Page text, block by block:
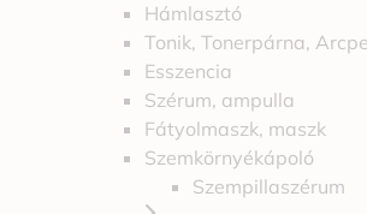
Hámlasztó
Tonik, Tonerpárna,
Esszencia
Szérum, ampulla
Fátyolmaszk, maszk
Szemkörnyékápoló
Szempillaszérum